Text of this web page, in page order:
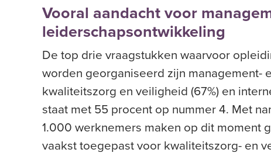
Vooral aandacht voor
leiderschapsontwikkeling
De top drie vraagstukken waarvoor
worden georganiseerd zijn management-
kwaliteitszorg en veiligheid (67%) en
staat met 55 procent op nummer 4. Met
1.000 werknemers maken op dit moment
vaakst toegepast voor kwaliteitszorg- en